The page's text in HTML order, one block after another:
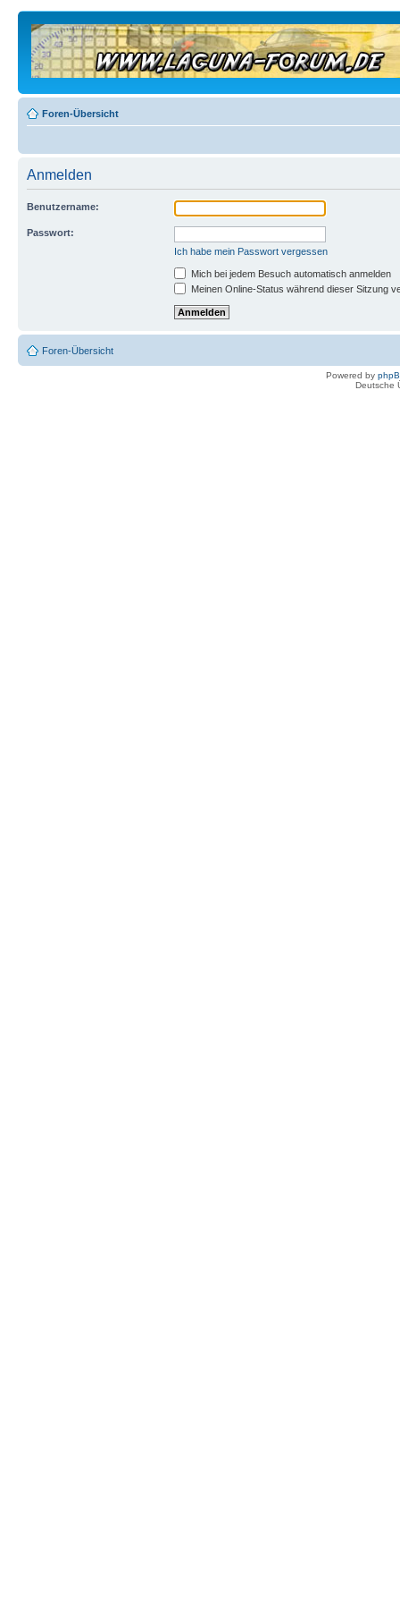
Foren-Übersicht
Anmelden
Benutzername:
Passwort:
Ich habe mein Passwort vergessen
Mich bei jedem Besuch automatisch anmelden
Meinen Online-Status während dieser Sitzung
Foren-Übersicht
Powered by
Deutsche